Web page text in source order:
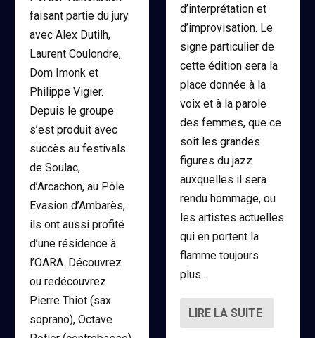
faisant partie du jury
avec Alex Dutilh,
Laurent Coulondre,
Dom Imonk et
Philippe Vigier.
Depuis le groupe
s’est produit avec
succès au festivals
de Soulac,
d’Arcachon, au Pôle
Evasion d’Ambarès,
ils ont aussi profité
d’une résidence à
l’OARA. Découvrez
ou redécouvrez
Pierre Thiot (sax
soprano), Octave
d’interprétation et
d’improvisation. Le
signe particulier de
cette édition sera la
place donnée à la
voix et à la parole
des femmes, que ce
soit les grandes
figures du jazz
auxquelles il sera
rendu hommage, ou
les artistes actuelles
qui en portent la
flamme toujours
plus...
LIRE LA SUITE